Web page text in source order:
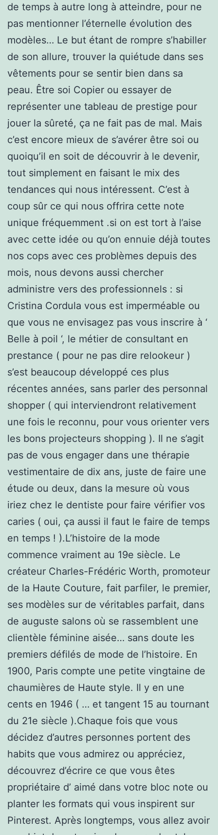
de temps à autre long à atteindre, pour ne
pas mentionner l’éternelle évolution des
modèles… Le but étant de rompre s’habiller
de son allure, trouver la quiétude dans ses
vêtements pour se sentir bien dans sa
peau. Être soi Copier ou essayer de
représenter une tableau de prestige pour
jouer la sûreté, ça ne fait pas de mal. Mais
c’est encore mieux de s’avérer être soi ou
quoiqu’il en soit de découvrir à le devenir,
tout simplement en faisant le mix des
tendances qui nous intéressent. C’est à
coup sûr ce qui nous offrira cette note
unique fréquemment .si on est tort à l’aise
avec cette idée ou qu’on ennuie déjà toutes
nos cops avec ces problèmes depuis des
mois, nous devons aussi chercher
administre vers des professionnels : si
Cristina Cordula vous est imperméable ou
que vous ne envisagez pas vous inscrire à ‘
Belle à poil ‘, le métier de consultant en
prestance ( pour ne pas dire relookeur )
s’est beaucoup développé ces plus
récentes années, sans parler des personnal
shopper ( qui interviendront relativement
une fois le reconnu, pour vous orienter vers
les bons projecteurs shopping ). Il ne s’agit
pas de vous engager dans une thérapie
vestimentaire de dix ans, juste de faire une
étude ou deux, dans la mesure où vous
iriez chez le dentiste pour faire vérifier vos
caries ( oui, ça aussi il faut le faire de temps
en temps ! ).L’histoire de la mode
commence vraiment au 19e siècle. Le
créateur Charles-Frédéric Worth, promoteur
de la Haute Couture, fait parfiler, le premier,
ses modèles sur de véritables parfait, dans
de auguste salons où se rassemblent une
clientèle féminine aisée… sans doute les
premiers défilés de mode de l’histoire. En
1900, Paris compte une petite vingtaine de
chaumières de Haute style. Il y en une
cents en 1946 ( … et tangent 15 au tournant
du 21e siècle ).Chaque fois que vous
décidez d’autres personnes portent des
habits que vous admirez ou appréciez,
découvrez d’écrire ce que vous êtes
propriétaire d’ aimé dans votre bloc note ou
planter les formats qui vous inspirent sur
Pinterest. Après longtemps, vous allez avoir